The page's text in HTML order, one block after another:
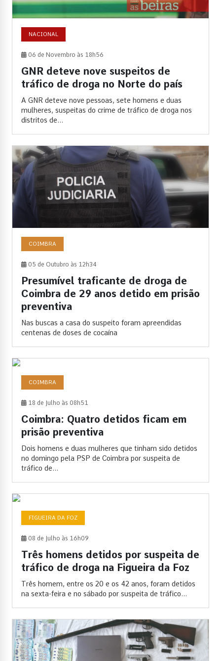
NACIONAL
06 de Novembro às 18h56
GNR deteve nove suspeitos de
tráfico de droga no Norte do país
A GNR deteve nove pessoas, sete homens e duas
mulheres, suspeitas do crime de tráfico de droga nos
distritos de...
COIMBRA
05 de Outubro às 12h34
Presumível traficante de droga de
Coimbra de 29 anos detido em prisão
preventiva
Nas buscas a casa do suspeito foram apreendidas
centenas de doses de cocaína
COIMBRA
18 de Julho às 08h51
Coimbra: Quatro detidos ficam em
prisão preventiva
Dois homens e duas mulheres que tinham sido detidos
no domingo pela PSP de Coimbra por suspeita de
tráfico de...
FIGUEIRA DA FOZ
08 de Julho às 16h09
Três homens detidos por suspeita de
tráfico de droga na Figueira da Foz
Três homem, entre os 20 e os 42 anos, foram detidos
na sexta-feira e no sábado por suspeita de tráfico...